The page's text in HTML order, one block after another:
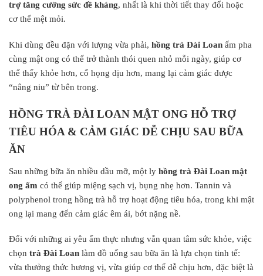
trợ tăng cường sức đề kháng, nhất là khi thời tiết thay đổi hoặc
cơ thể mệt mỏi.
Khi dùng đều đặn với lượng vừa phải, hồng trà Đài Loan ấm pha
cùng mật ong có thể trở thành thói quen nhỏ mỗi ngày, giúp cơ
thể thấy khỏe hơn, cổ họng dịu hơn, mang lại cảm giác được
“nâng niu” từ bên trong.
HỒNG TRÀ ĐÀI LOAN MẬT ONG HỖ TRỢ
TIÊU HÓA & CẢM GIÁC DỄ CHỊU SAU BỮA
ĂN
Sau những bữa ăn nhiều dầu mỡ, một ly hồng trà Đài Loan mật
ong ấm có thể giúp miệng sạch vị, bụng nhẹ hơn. Tannin và
polyphenol trong hồng trà hỗ trợ hoạt động tiêu hóa, trong khi mật
ong lại mang đến cảm giác êm ái, bớt nặng nề.
Đối với những ai yêu ẩm thực nhưng vẫn quan tâm sức khỏe, việc
chọn trà Đài Loan làm đồ uống sau bữa ăn là lựa chọn tinh tế:
vừa thưởng thức hương vị, vừa giúp cơ thể dễ chịu hơn, đặc biệt là